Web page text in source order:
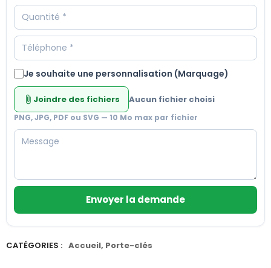
Je souhaite une personnalisation (Marquage)
attach_file Joindre des fichiers Aucun fichier choisi
PNG, JPG, PDF ou SVG — 10 Mo max par fichier
Envoyer la demande
CATÉGORIES : Accueil, Porte-clés